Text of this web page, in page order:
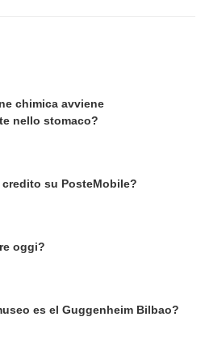
chimica avviene
nello stomaco?
credito su PosteMobile?
oggi?
es el Guggenheim Bilbao?